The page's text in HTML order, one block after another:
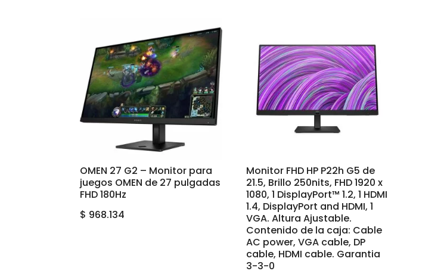
OMEN 27 G2 – Monitor para
juegos OMEN de 27 pulgadas
FHD 180Hz
$ 968.134
Monitor FHD HP P22h G5 de
21.5, Brillo 250nits, FHD 1920 x
1080, 1 DisplayPort™ 1.2, 1 HDMI
1.4, DisplayPort and HDMI, 1
VGA. Altura Ajustable.
Contenido de la caja: Cable
AC power, VGA cable, DP
cable, HDMI cable. Garantia
3-3-0